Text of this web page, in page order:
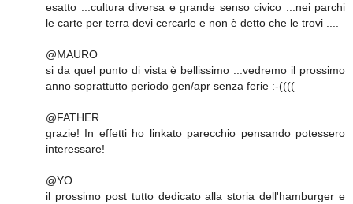
esatto ...cultura diversa e grande senso civico ...nei parchi
le carte per terra devi cercarle e non è detto che le trovi ....
@MAURO
si da quel punto di vista è bellissimo ...vedremo il prossimo
anno soprattutto periodo gen/apr senza ferie :-((((
@FATHER
grazie! In effetti ho linkato parecchio pensando potessero
interessare!
@YO
il prossimo post tutto dedicato alla storia dell'hamburger e